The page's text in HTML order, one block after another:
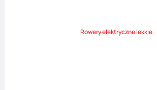
Rowery elektryczne lekkie